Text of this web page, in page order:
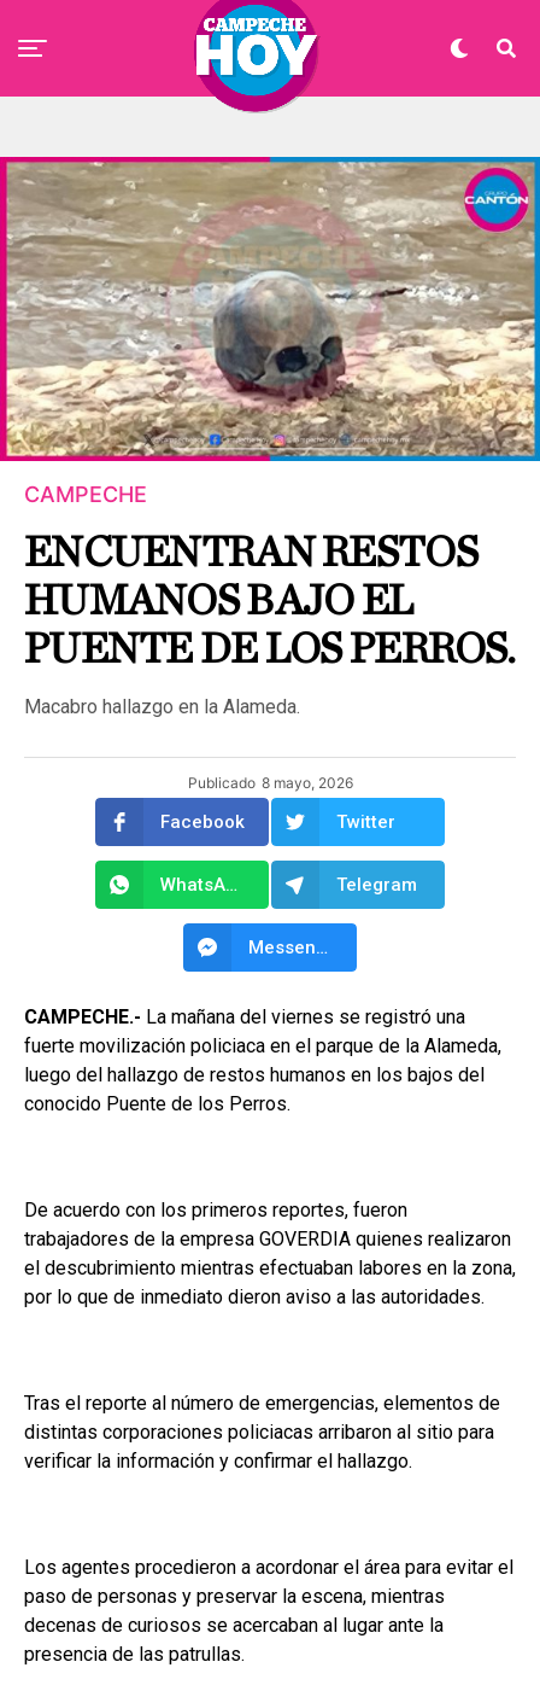
CAMPECHE
ENCUENTRAN RESTOS
HUMANOS BAJO EL
PUENTE DE LOS PERROS.
Macabro hallazgo en la Alameda.
Publicado 8 mayo, 2026
Facebook Twitter
WhatsApp Telegram
Messenger
CAMPECHE.- La mañana del viernes se registró una
fuerte movilización policiaca en el parque de la Alameda,
luego del hallazgo de restos humanos en los bajos del
conocido Puente de los Perros.
De acuerdo con los primeros reportes, fueron
trabajadores de la empresa GOVERDIA quienes realizaron
el descubrimiento mientras efectuaban labores en la zona,
por lo que de inmediato dieron aviso a las autoridades.
Tras el reporte al número de emergencias, elementos de
distintas corporaciones policiacas arribaron al sitio para
verificar la información y confirmar el hallazgo.
Los agentes procedieron a acordonar el área para evitar el
paso de personas y preservar la escena, mientras
decenas de curiosos se acercaban al lugar ante la
presencia de las patrullas.